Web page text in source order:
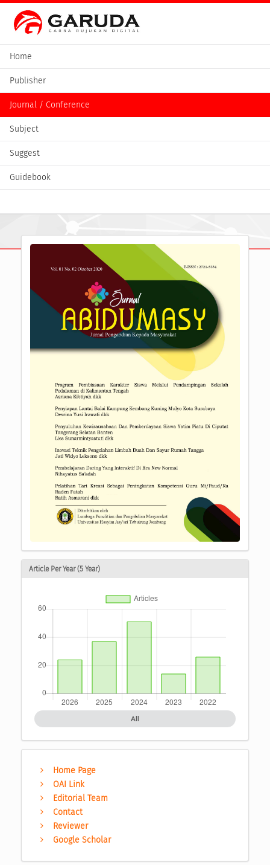
Home
Publisher
Journal / Conference
Subject
Suggest
Guidebook
Article Per Year (5 Year)
All
Home Page
OAI Link
Editorial Team
Contact
Reviewer
Google Scholar